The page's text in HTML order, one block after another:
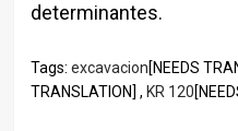
determinantes.
Tags: excavacion[NEEDS
TRANSLATION] , KR 120